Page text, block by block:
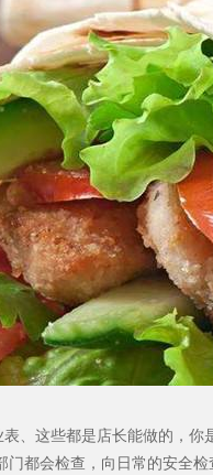
、这些都是店长能做的，
门都会检查，向日常的安全